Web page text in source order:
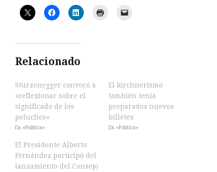
Relacionado
Sturzenegger convocó a
«reflexionar sobre el
significado de los
peluches»
En «Política»
El kirchnerismo
también tenía
preparados nuevos
billetes
En «Política»
El Presidente Alberto
Fernández participó del
lanzamiento del Consejo